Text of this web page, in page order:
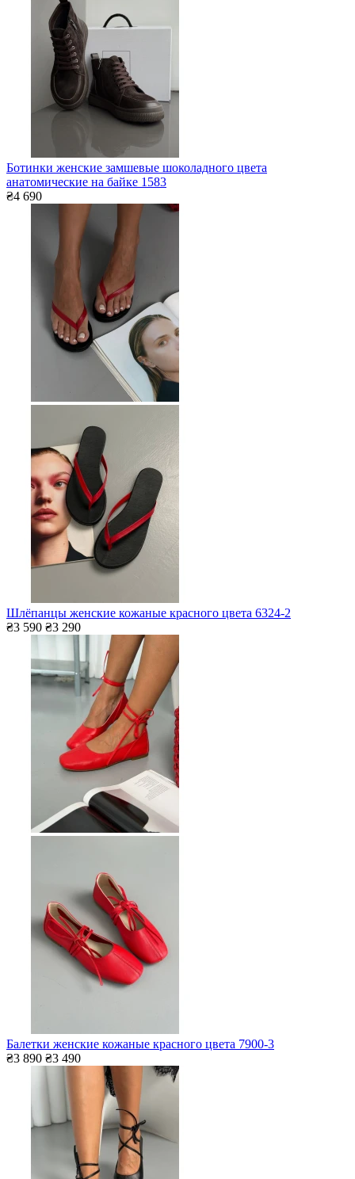
Ботинки женские замшевые шоколадного цвета
анатомические на байке 1583
₴4 690
Шлёпанцы женские кожаные красного цвета 6324-2
₴3 590 ₴3 290
Балетки женские кожаные красного цвета 7900-3
₴3 890 ₴3 490